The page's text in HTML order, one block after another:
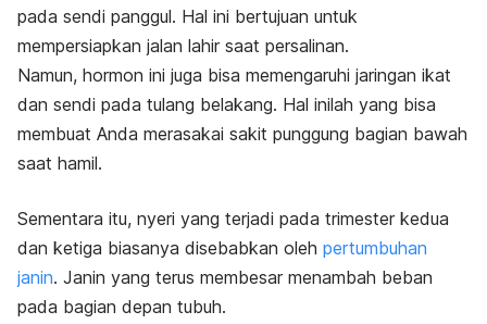
pada sendi panggul. Hal ini bertujuan untuk
mempersiapkan jalan lahir saat persalinan.
Namun, hormon ini juga bisa memengaruhi jaringan ikat
dan sendi pada tulang belakang. Hal inilah yang bisa
membuat Anda merasakai sakit punggung bagian bawah
saat hamil.
Sementara itu, nyeri yang terjadi pada trimester kedua
dan ketiga biasanya disebabkan oleh pertumbuhan
janin. Janin yang terus membesar menambah beban
pada bagian depan tubuh.